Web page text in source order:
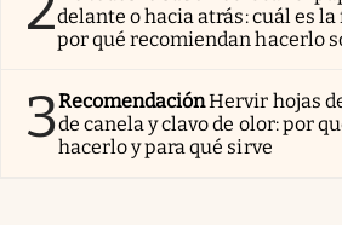
delante o hacia atrás: cuál es
por qué recomiendan hacerlo
3RecomendaciónHervir hojas
de canela y clavo de olor: por
hacerlo y para qué sirve